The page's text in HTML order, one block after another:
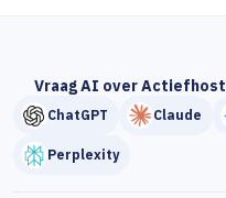
Vraag AI over Actiefhost
ChatGPT Claude
Perplexity